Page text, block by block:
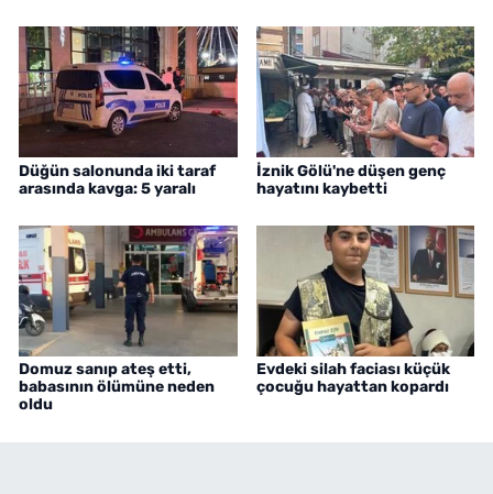
Düğün salonunda iki taraf
arasında kavga: 5 yaralı
İznik Gölü'ne düşen genç
hayatını kaybetti
Domuz sanıp ateş etti,
babasının ölümüne neden
oldu
Evdeki silah faciası küçük
çocuğu hayattan kopardı